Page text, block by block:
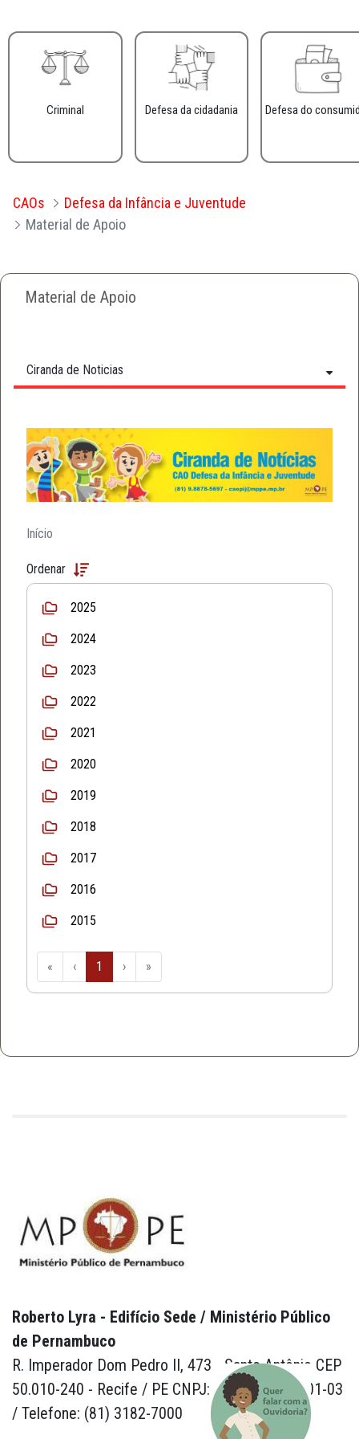
Criminal Defesa da cidadania Defesa do
CAOs
Defesa da Infância e Juventude
Material de Apoio
Material de Apoio
Ciranda de Noticias
Início
Ordenar
2025
2024
2023
2022
2021
2020
2019
2018
2017
2016
2015
« ‹ 1 › »
Roberto Lyra - Edifício Sede / Ministério Público
de Pernambuco
R. Imperador Dom Pedro II, 473 - Santo Antônio CEP
50.010-240 - Recife / PE CNPJ: 24.417.065/0001-03
/ Telefone: (81) 3182-7000